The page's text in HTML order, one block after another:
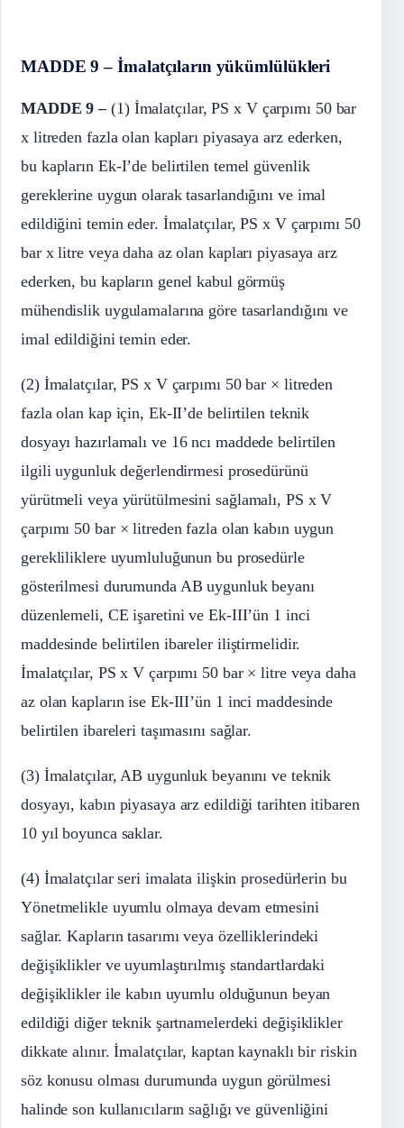
MADDE 9 – İmalatçıların yükümlülükleri
MADDE 9 –(1) İmalatçılar, PS x V çarpımı 50 bar
x litreden fazla olan kapları piyasaya arz ederken,
bu kapların Ek-I’de belirtilen temel güvenlik
gereklerine uygun olarak tasarlandığını ve imal
edildiğini temin eder. İmalatçılar, PS x V çarpımı 50
bar x litre veya daha az olan kapları piyasaya arz
ederken, bu kapların genel kabul görmüş
mühendislik uygulamalarına göre tasarlandığını ve
imal edildiğini temin eder.
(2) İmalatçılar, PS x V çarpımı 50 bar × litreden
fazla olan kap için, Ek-II’de belirtilen teknik
dosyayı hazırlamalı ve 16 ncı maddede belirtilen
ilgili uygunluk değerlendirmesi prosedürünü
yürütmeli veya yürütülmesini sağlamalı, PS x V
çarpımı 50 bar × litreden fazla olan kabın uygun
gerekliliklere uyumluluğunun bu prosedürle
gösterilmesi durumunda AB uygunluk beyanı
düzenlemeli, CE işaretini ve Ek-III’ün 1 inci
maddesinde belirtilen ibareler iliştirmelidir.
İmalatçılar, PS x V çarpımı 50 bar × litre veya daha
az olan kapların ise Ek-III’ün 1 inci maddesinde
belirtilen ibareleri taşımasını sağlar.
(3) İmalatçılar, AB uygunluk beyanını ve teknik
dosyayı, kabın piyasaya arz edildiği tarihten itibaren
10 yıl boyunca saklar.
(4) İmalatçılar seri imalata ilişkin prosedürlerin bu
Yönetmelikle uyumlu olmaya devam etmesini
sağlar. Kapların tasarımı veya özelliklerindeki
değişiklikler ve uyumlaştırılmış standartlardaki
değişiklikler ile kabın uyumlu olduğunun beyan
edildiği diğer teknik şartnamelerdeki değişiklikler
dikkate alınır. İmalatçılar, kaptan kaynaklı bir riskin
söz konusu olması durumunda uygun görülmesi
halinde son kullanıcıların sağlığı ve güvenliğini